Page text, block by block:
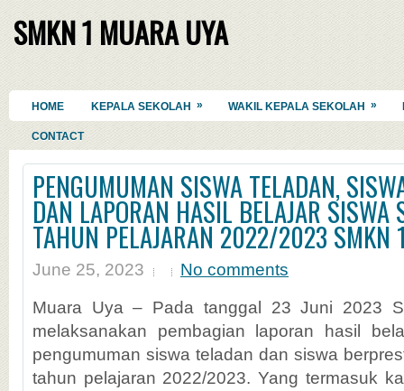
SMKN 1 MUARA UYA
HOME KEPALA SEKOLAH » WAKIL KEPALA SEKOLAH »
CONTACT
PENGUMUMAN SISWA TELADAN,
DAN LAPORAN HASIL BELAJAR SISWA
TAHUN PELAJARAN 2022/2023 SMKN
June 25, 2023
No comments
Muara Uya – Pada tanggal 23 Juni 2023
melaksanakan pembagian laporan hasil
pengumuman siswa teladan dan siswa
tahun pelajaran 2022/2023. Yang termasuk